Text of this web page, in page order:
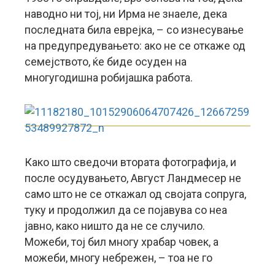
наводно ни тој, ни Ирма не знаеле, дека
последната била еврејка, – со изнесување
на предупредувањето: ако не се откаже од
семејството, ќе биде осуден на
многугодишна робијашка работа.
Како што сведочи втората фотографија, и
после осудувањето, Август Ландмесер не
само што не се откажал од својата сопруга,
туку и продолжил да се појавува со неа
јавно, како ништо да не се случило.
Можеби, тој бил многу храбар човек, а
можеби, многу небрежен, – тоа не го